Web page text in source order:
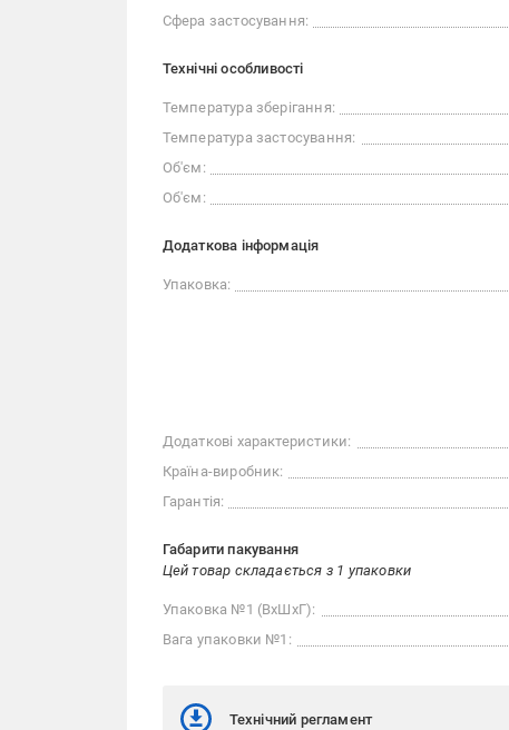
Сфера застосування:
Технічні особливості
Температура зберігання:
Температура застосування:
Об'єм:
Об'єм:
Додаткова інформація
Упаковка:
Додаткові характеристики:
Країна-виробник:
Гарантія:
Габарити пакування
Цей товар складається з 1 упаковки
Упаковка №1 (ВхШхГ):
Вага упаковки №1:
Технічний регламент